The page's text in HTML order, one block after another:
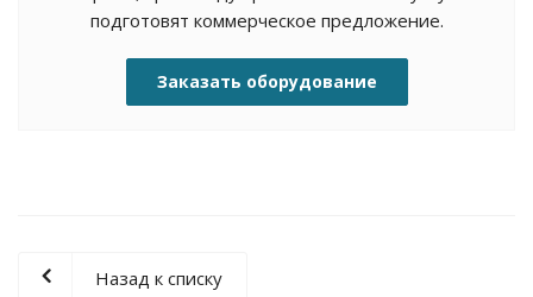
подготовят коммерческое предложение.
Заказать оборудование
Назад к списку